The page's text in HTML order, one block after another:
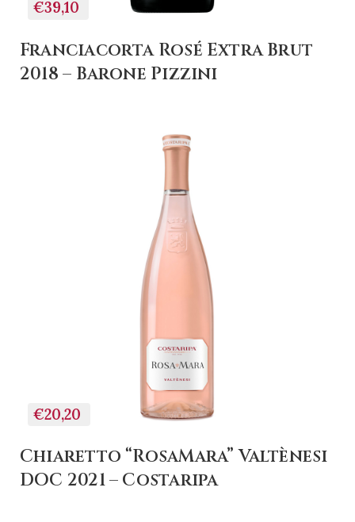
€39,10
Franciacorta Rosé Extra Brut
2018 – Barone Pizzini
€20,20
+ AGGIUNGI AL
CARRELLO
Chiaretto “RosaMara” Valtènesi
DOC 2021 – Costaripa